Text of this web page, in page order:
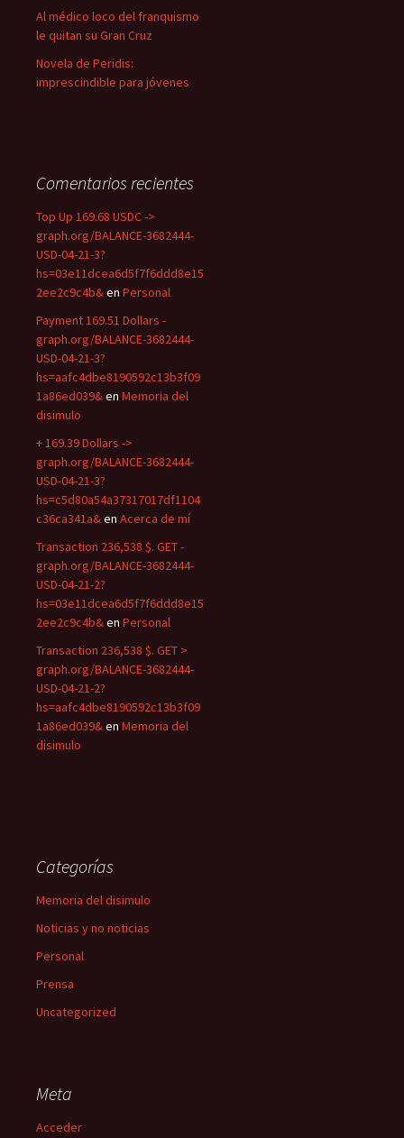
Al médico loco del franquismo
le quitan su Gran Cruz
Novela de Peridis:
imprescindible para jóvenes
Comentarios recientes
Top Up 169.68 USDC ->
graph.org/BALANCE-3682444-
USD-04-21-3?
hs=03e11dcea6d5f7f6ddd8e15
2ee2c9c4b&en Personal
Payment 169.51 Dollars -
graph.org/BALANCE-3682444-
USD-04-21-3?
hs=aafc4dbe8190592c13b3f09
1a86ed039&en Memoria del
disimulo
+ 169.39 Dollars ->
graph.org/BALANCE-3682444-
USD-04-21-3?
hs=c5d80a54a37317017df1104
c36ca341a&en Acerca de mí
Transaction 236,538 $. GET -
graph.org/BALANCE-3682444-
USD-04-21-2?
hs=03e11dcea6d5f7f6ddd8e15
2ee2c9c4b&en Personal
Transaction 236,538 $. GET >
graph.org/BALANCE-3682444-
USD-04-21-2?
hs=aafc4dbe8190592c13b3f09
1a86ed039&en Memoria del
disimulo
Categorías
Memoria del disimulo
Noticias y no noticias
Personal
Prensa
Uncategorized
Meta
Acceder